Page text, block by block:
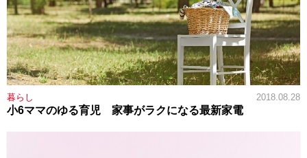
暮らし 2018.08.28
小6ママのゆる育児 家事がラクになる最新家電